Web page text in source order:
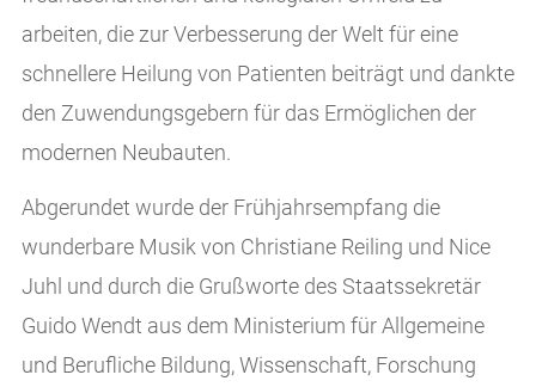
arbeiten, die zur Verbesserung der Welt für eine
schnellere Heilung von Patienten beiträgt und dankte
den Zuwendungsgebern für das Ermöglichen der
modernen Neubauten.
Abgerundet wurde der Frühjahrsempfang die
wunderbare Musik von Christiane Reiling und Nice
Juhl und durch die Grußworte des Staatssekretär
Guido Wendt aus dem Ministerium für Allgemeine
und Berufliche Bildung, Wissenschaft, Forschung